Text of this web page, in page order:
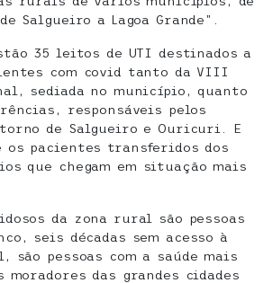
Salgueiro a Lagoa Grande”.
35 leitos de UTI destinados a
com covid tanto da VIII
sediada no município, quanto
responsáveis pelos
de Salgueiro e Ouricuri. E
os pacientes transferidos dos
que chegam em situação mais
da zona rural são pessoas
seis décadas sem acesso à
são pessoas com a saúde mais
das grandes cidades